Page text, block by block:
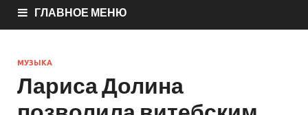
ГЛАВНОЕ МЕНЮ
МУЗЫКА
Лариса Долина